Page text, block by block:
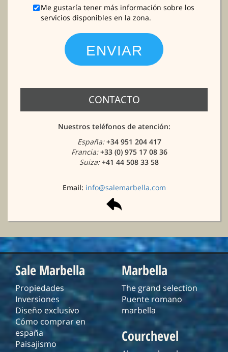
Me gustaría tener más información sobre los
servicios disponibles en la zona.
CONTACTO
Nuestros teléfonos de atención:
España:+34 951 204 417
Francia:+33 (0) 975 17 08 36
Suiza:+41 44 508 33 58
Email: info@salemarbella.com
Sale Marbella
Propiedades
Inversiones
Diseño exclusivo
Cómo comprar en
españa
Paisajismo
Marbella
The grand selection
Puente romano
marbella
Courchevel